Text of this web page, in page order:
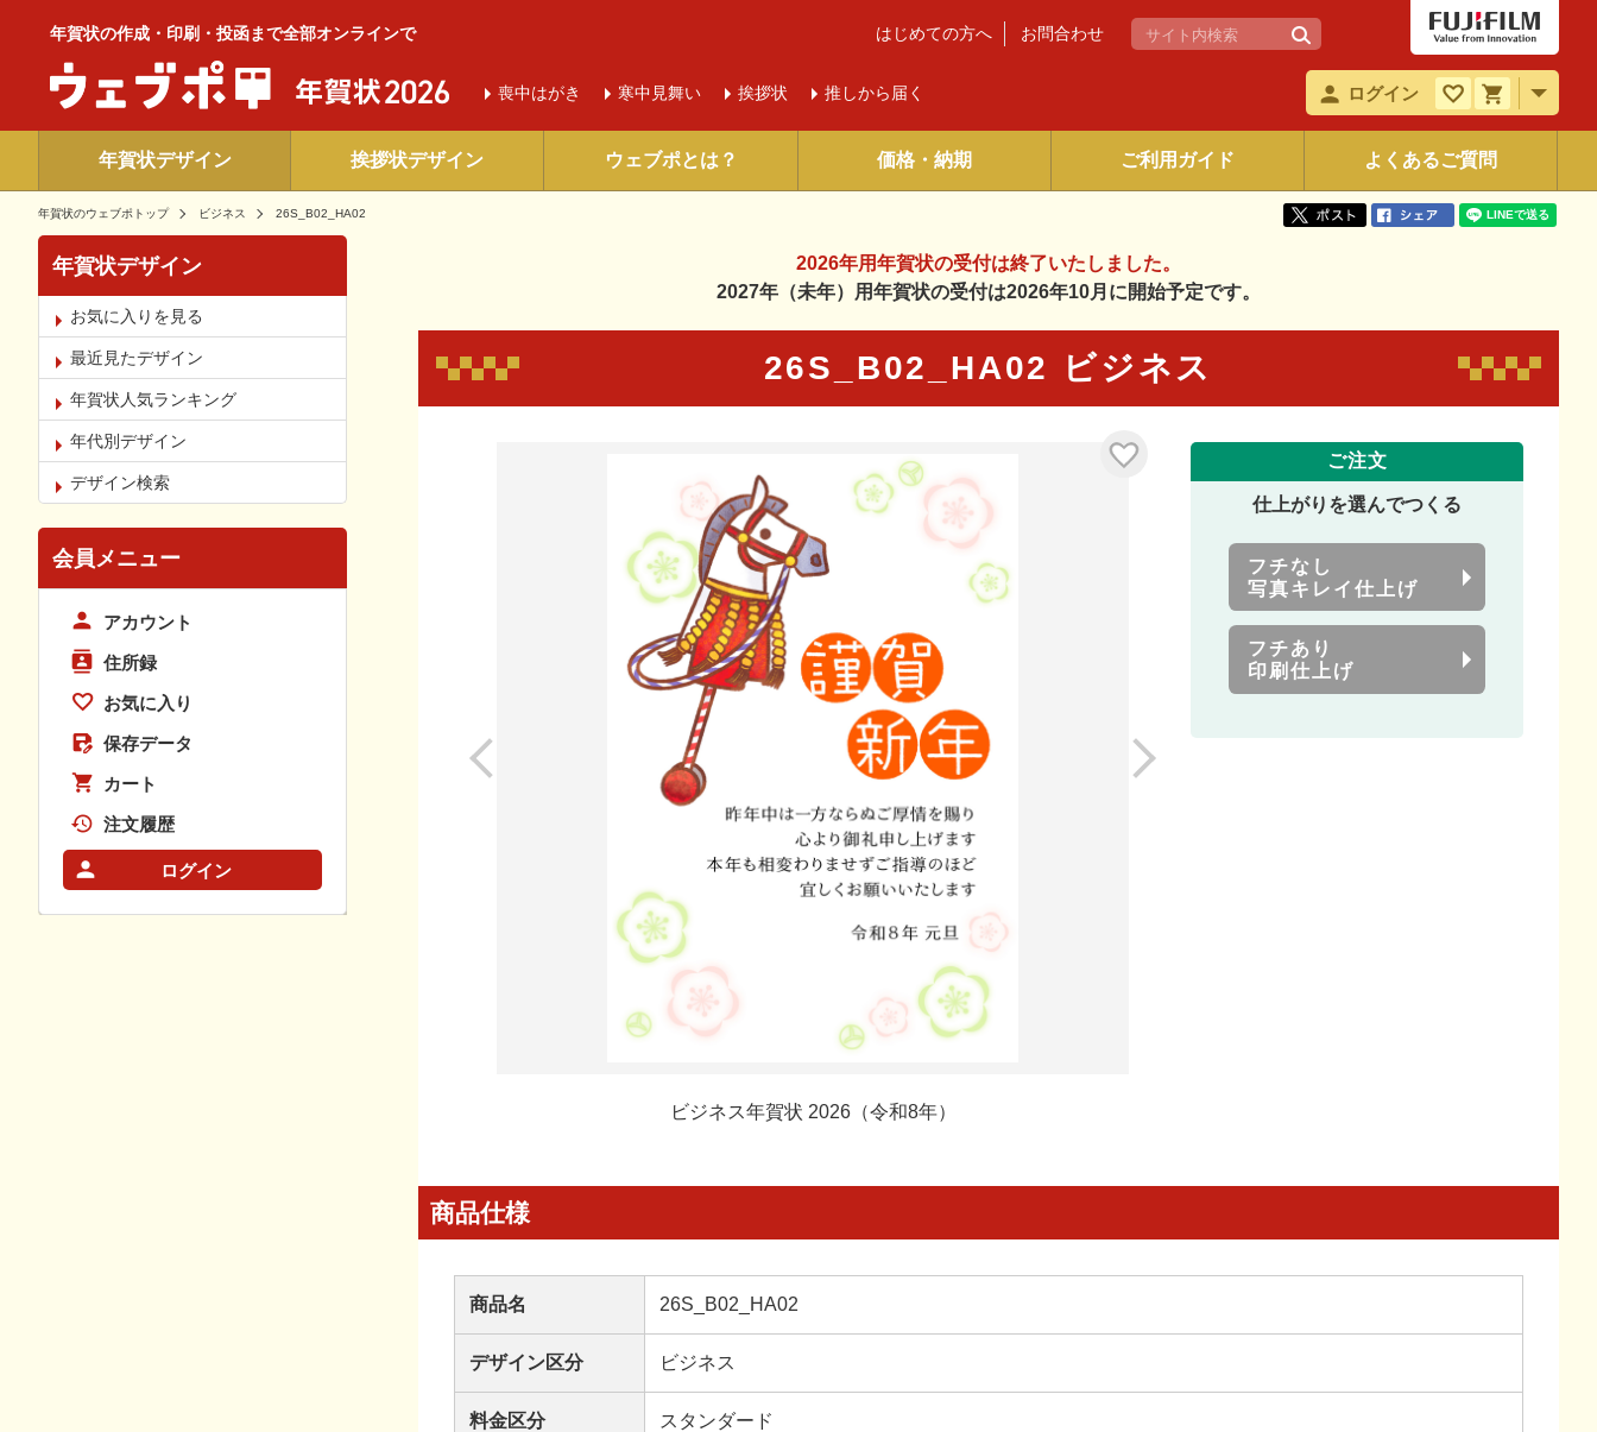
年賀状の作成・印刷・投函まで全部オンラインで
喪中はがき 寒中 見舞い 挨拶状 推しから届く
はじめての方へ お問合わせ
ログイン
年賀状デザイン 挨拶状デザイン ウェブポとは？ 価格・納期 ご利用ガイド よくあるご質問
年賀状のウェブポトップ ビジネス 26S_B02_HA02
2026年用年賀状の受付は終了いたしました。
2027年（未年）用年賀状の受付は2026年10月に開始予定です。
26S_B02_HA02 ビジネス
ビジネス年賀状 2026（令和8年）
ご注文
仕上がりを選んでつくる
フチなし
写真キレイ仕上げ
フチあり
印刷仕上げ
商品仕様
商品名 26S_B02_HA02
デザイン区分 ビジネス
料金区分 スタンダード
年賀状デザイン
お気に入りを見る
最近見たデザイン
年賀状人気ランキング
年代別デザイン
デザイン検索
会員メニュー
アカウント
住所録
お気に入り
保存データ
カート
注文履歴
ログイン